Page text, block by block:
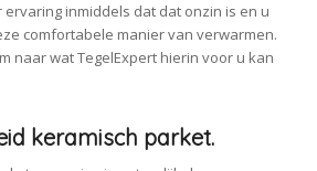
ervaring inmiddels dat dat onzin is en u
comfortabele manier van verwarmen.
naar wat TegelExpert hierin voor u kan
keramisch parket.